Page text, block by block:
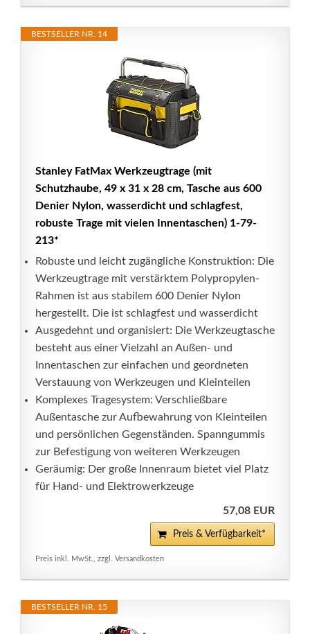
BESTSELLER NR. 14
Stanley FatMax Werkzeugtrage (mit
Schutzhaube, 49 x 31 x 28 cm, Tasche aus 600
Denier Nylon, wasserdicht und schlagfest,
robuste Trage mit vielen Innentaschen) 1-79-
213*
Robuste und leicht zugängliche Konstruktion: Die
Werkzeugtrage mit verstärktem Polypropylen-
Rahmen ist aus stabilem 600 Denier Nylon
hergestellt. Die ist schlagfest und wasserdicht
Ausgedehnt und organisiert: Die Werkzeugtasche
besteht aus einer Vielzahl an Außen- und
Innentaschen zur einfachen und geordneten
Verstauung von Werkzeugen und Kleinteilen
Komplexes Tragesystem: Verschließbare
Außentasche zur Aufbewahrung von Kleinteilen
und persönlichen Gegenständen. Spanngummis
zur Befestigung von weiteren Werkzeugen
Geräumig: Der große Innenraum bietet viel Platz
für Hand- und Elektrowerkzeuge
57,08 EUR
Preis & Verfügbarkeit*
Preis inkl. MwSt., zzgl. Versandkosten
BESTSELLER NR. 15